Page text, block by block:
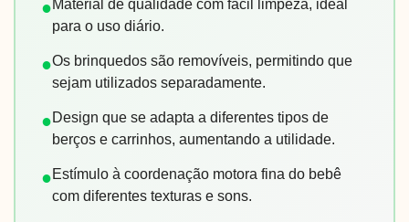
●Material de qualidade com fácil limpeza, ideal
para o uso diário.
●Os brinquedos são removíveis, permitindo que
sejam utilizados separadamente.
●Design que se adapta a diferentes tipos de
berços e carrinhos, aumentando a utilidade.
●Estímulo à coordenação motora fina do bebê
com diferentes texturas e sons.